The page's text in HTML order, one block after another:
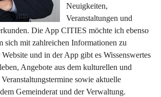
Neuigkeiten,
Veranstaltungen und
Die App CITIES möchte ich ebenso
sich mit zahlreichen Informationen zu
und in der App gibt es Wissenswertes
Angebote aus dem kulturellen und
sowie aktuelle
Gemeinderat und der Verwaltung.